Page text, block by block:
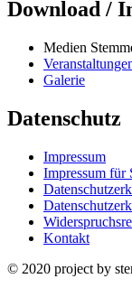
Download /
Medien
Galerie
Datenschutz
Impressum
Impressum für
Kontakt
© 2020 project by